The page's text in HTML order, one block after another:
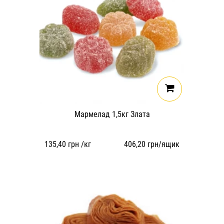
Мармелад 1,5кг Злата
135,40 грн /кг 406,20 грн/ящик